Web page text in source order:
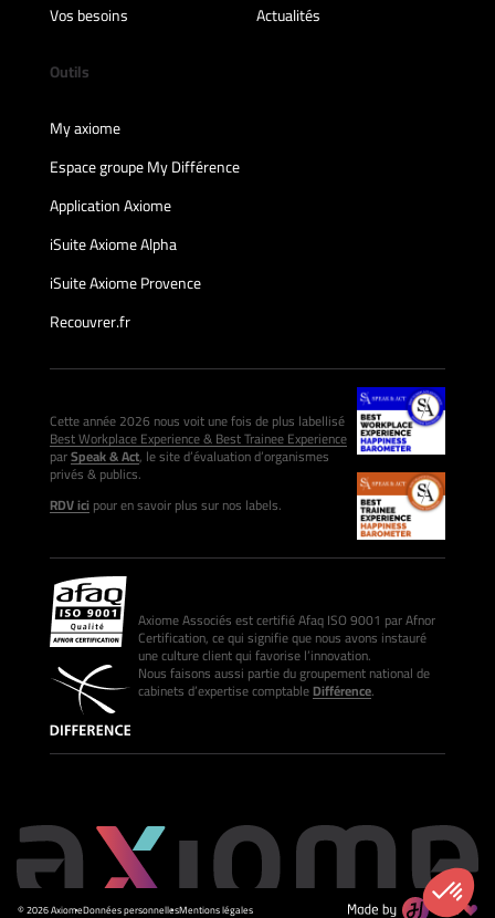
Vos besoins
Actualités
Outils
My axiome
Espace groupe My Différence
Application Axiome
iSuite Axiome Alpha
iSuite Axiome Provence
Recouvrer.fr
Cette année 2026 nous voit une fois de plus labellisé
Best Workplace Experience & Best Trainee Experience
parSpeak & Act, le site d’évaluation d’organismes
privés & publics.
RDV icipour en savoir plus sur nos labels.
Axiome Associés est certifié Afaq ISO 9001 par Afnor
Certification, ce qui signifie que nous avons instauré
une culture client qui favorise l’innovation.
Nous faisons aussi partie du groupement national de
cabinets d’expertise comptableDifférence.
© 2026 AxiomeDonnées personnellesMentions légales